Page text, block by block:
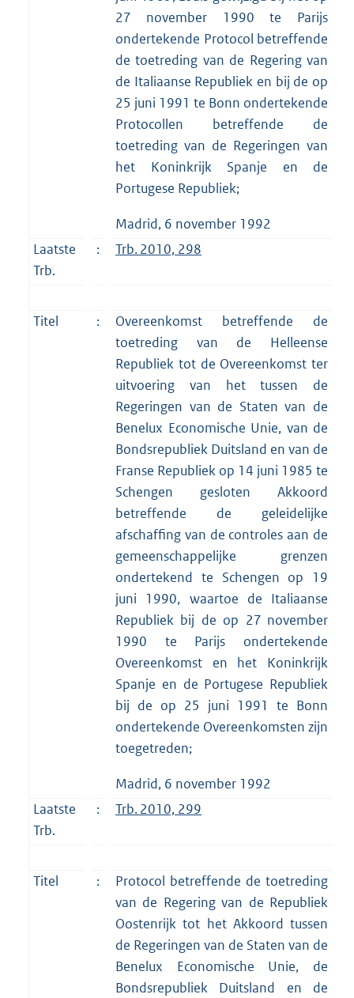
27 november 1990 te Parijs
ondertekende Protocol betreffende
de toetreding van de Regering van
de Italiaanse Republiek en bij de op
25 juni 1991 te Bonn ondertekende
Protocollen betreffende de
toetreding van de Regeringen van
het Koninkrijk Spanje en de
Portugese Republiek;
Madrid, 6 november 1992
Laatste
Trb.
: Trb. 2010, 298
Titel :
Overeenkomst betreffende de
toetreding van de Helleense
Republiek tot de Overeenkomst ter
uitvoering van het tussen de
Regeringen van de Staten van de
Benelux Economische Unie, van de
Bondsrepubliek Duitsland en van de
Franse Republiek op 14 juni 1985 te
Schengen gesloten Akkoord
betreffende de geleidelijke
afschaffing van de controles aan de
gemeenschappelijke grenzen
ondertekend te Schengen op 19
juni 1990, waartoe de Italiaanse
Republiek bij de op 27 november
1990 te Parijs ondertekende
Overeenkomst en het Koninkrijk
Spanje en de Portugese Republiek
bij de op 25 juni 1991 te Bonn
ondertekende Overeenkomsten zijn
toegetreden;
Madrid, 6 november 1992
Laatste
Trb.
: Trb. 2010, 299
Titel :
Protocol betreffende de toetreding
van de Regering van de Republiek
Oostenrijk tot het Akkoord tussen
de Regeringen van de Staten van de
Benelux Economische Unie, de
Bondsrepubliek Duitsland en de